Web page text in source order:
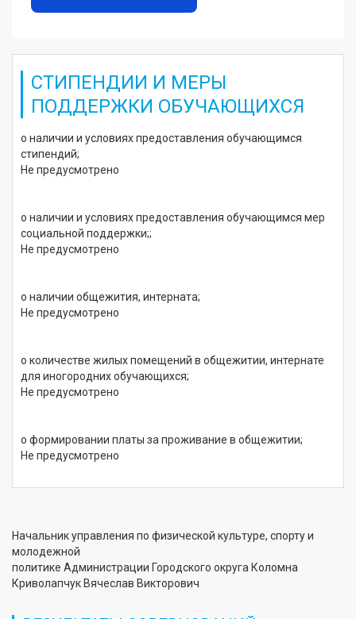
СТИПЕНДИИ И МЕРЫ
ПОДДЕРЖКИ ОБУЧАЮЩИХСЯ
о наличии и условиях предоставления обучающимся
стипендий;
Не предусмотрено
о наличии и условиях предоставления обучающимся мер
социальной поддержки;;
Не предусмотрено
о наличии общежития, интерната;
Не предусмотрено
о количестве жилых помещений в общежитии, интернате
для иногородних обучающихся;
Не предусмотрено
о формировании платы за проживание в общежитии;
Не предусмотрено
Начальник управления по физической культуре, спорту и
молодежной
политике Администрации Городского округа Коломна
Криволапчук Вячеслав Викторович